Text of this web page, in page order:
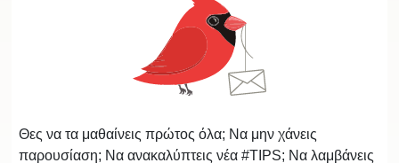
Θες να τα μαθαίνεις πρώτος όλα; Να μην χάνεις
παρουσίαση; Να ανακαλύπτεις νέα #TIPS; Να λαμβάνεις